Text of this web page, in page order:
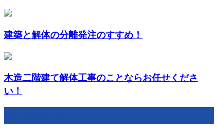
建築と解体の分離発注のすすめ！
木造二階建て解体工事のことならお任せくださ
い！